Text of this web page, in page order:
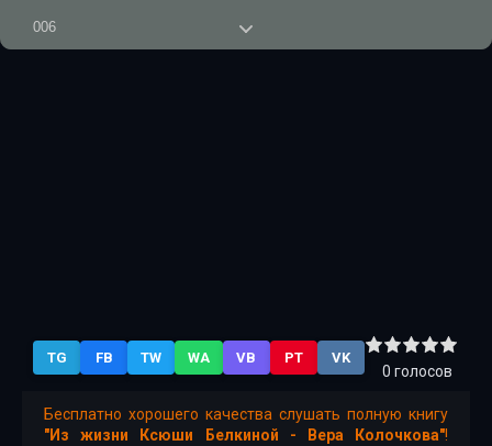
006
TG FB TW WA VB PT VK
0 голосов
Бесплатно хорошего качества слушать полную книгу
"Из жизни Ксюши Белкиной - Вера Колочкова"!